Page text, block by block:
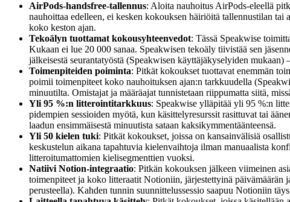
AirPods-handsfree-tallennus: Aloita nauhoitus AirPods-eleellä
nauhoittaa edelleen, ei kesken kokouksen häiriöitä tallennustilan tai
koko keston ajan.
Tekoälyn tuottamat kokousyhteenvedot: Tässä Speakwise
Kukaan ei lue 20 000 sanaa. Speakwisen tekoäly tiivistää sen
jälkeisestä seurantatyöstä (Speakwisen käyttäjäkyselyiden
Toimenpiteiden poiminta: Pitkät kokoukset tuottavat enemmän
poimii toimenpiteet koko nauhoituksen ajan:n tarkkuudella
minuutilta. Omistajat ja määräajat tunnistetaan riippumatta siitä,
Yli 95 %:n litterointitarkkuus: Speakwise ylläpitää yli 95 %:n
pidempien sessioiden myötä, kun käsittelyresurssit rasittuvat tai
laadun ensimmäisestä minuutista sataan kaksikymmentäänteensä.
Yli 50 kielen tuki: Pitkät kokoukset, joissa on kansainvälisiä
keskustelun aikana tapahtuvia kielenvaihtoja ilman manuaalista
litteroitumattomien kielisegmenttien vuoksi.
Natiivi Notion-integraatio: Pitkän kokouksen jälkeen viimeinen
toimenpiteet ja koko litteraatit Notioniin, järjestettyinä päivämäärän
perusteella). Kahden tunnin suunnittelussessio saapuu Notioniin